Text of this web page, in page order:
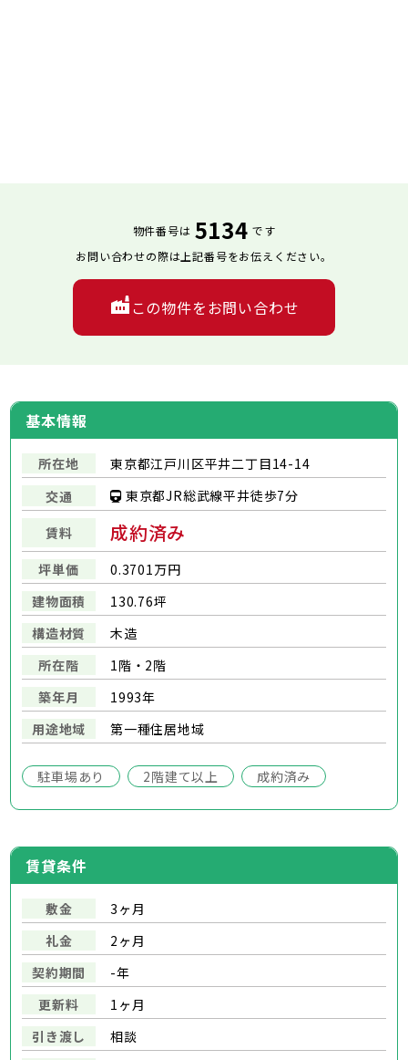
基本情報
所在地
東京都江戸川区平井二丁目14-14
交通
東京都JR総武線平井徒歩7分
賃料 成約済み
坪単価
0.3701万円
建物面積
130.76坪
構造材質
木造
所在階
1階・2階
築年月
1993年
用途地域
第一種住居地域
駐車場あり 2階建て以上 成約済み
物件番号は 5134 です
お問い合わせの際は上記番号をお伝えください。
この物件をお問い合わせ
賃貸条件
敷金
3ヶ月
礼金
2ヶ月
契約期間
-年
更新料
1ヶ月
引き渡し
相談